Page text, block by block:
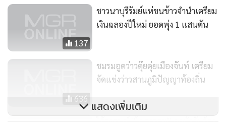
137
ชาวนาบุรีรัมย์แห่ขนข้าวจำนำเตรียม
เงินฉลองปีใหม่ ยอดพุ่ง 1 แสนตัน
636
ชมรมอูดว่าวดุ๊ยดุ่ยเมืองจันท์ เตรียม
จัดแข่งว่าวสานภูมิปัญญาท้องถิ่น
ไร้อารมณ์ "โคลารอฟ" ถูกบังคับร้อง
แสดงเพิ่มเติม